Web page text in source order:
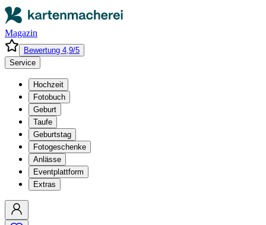
Magazin
Bewertung 4,9/5
Service
Hochzeit
Fotobuch
Geburt
Taufe
Geburtstag
Fotogeschenke
Anlässe
Eventplattform
Extras